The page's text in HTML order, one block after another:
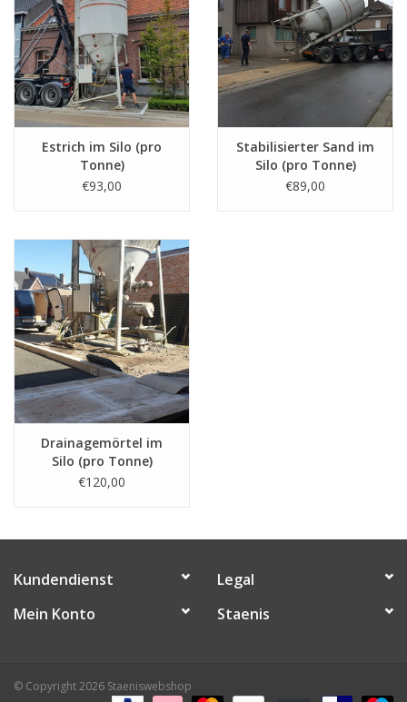
Estrich im Silo (pro
Tonne)
€93,00
Stabilisierter Sand im
Silo (pro Tonne)
€89,00
Drainagemörtel im
Silo (pro Tonne)
€120,00
Kundendienst
Legal
Mein Konto
Staenis
© Copyright 2026 Staeniswebshop